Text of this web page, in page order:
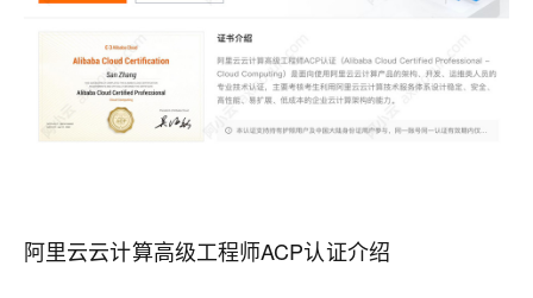
阿里云云计算高级工程师ACP认证介绍